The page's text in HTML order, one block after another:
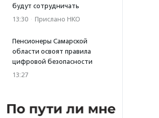
будут сотрудничать
13:30 · Прислано НКО
Пенсионеры Самарской
области освоят правила
цифровой безопасности
13:27